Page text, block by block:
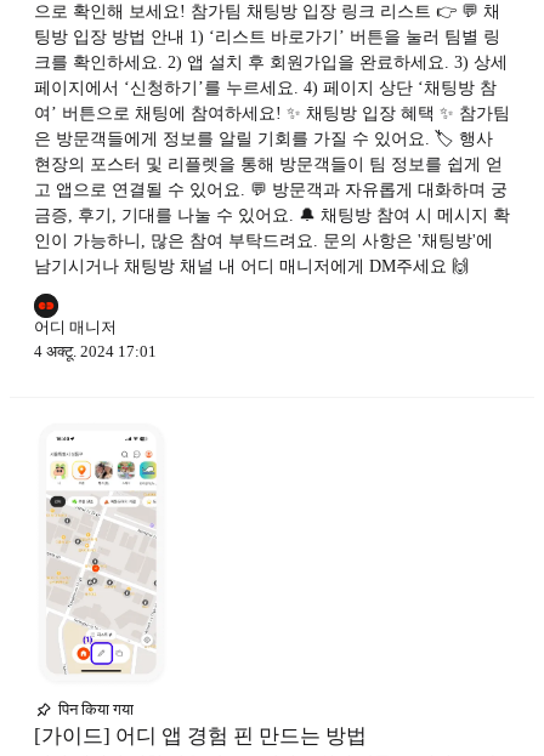
으로 확인해 보세요! 참가팀 채팅방 입장 링크 리스트 👉 💬 채
팅방 입장 방법 안내 1) ‘리스트 바로가기’ 버튼을 눌러 팀별 링
크를 확인하세요. 2) 앱 설치 후 회원가입을 완료하세요. 3) 상세
페이지에서 ‘신청하기’를 누르세요. 4) 페이지 상단 ‘채팅방 참
여’ 버튼으로 채팅에 참여하세요! ✨ 채팅방 입장 혜택 ✨ 참가팀
은 방문객들에게 정보를 알릴 기회를 가질 수 있어요. 🏷️ 행사
현장의 포스터 및 리플렛을 통해 방문객들이 팀 정보를 쉽게 얻
고 앱으로 연결될 수 있어요. 💬 방문객과 자유롭게 대화하며 궁
금증, 후기, 기대를 나눌 수 있어요. 🔔 채팅방 참여 시 메시지 확
인이 가능하니, 많은 참여 부탁드려요. 문의 사항은 '채팅방'에
남기시거나 채팅방 채널 내 어디 매니저에게 DM주세요 🙌
어디 매니저
4 अक्टू. 2024 17:01
पिन किया गया
[가이드] 어디 앱 경험 핀 만드는 방법